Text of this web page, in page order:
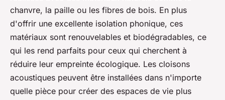
chanvre, la paille ou les fibres de bois. En plus
d'offrir une excellente isolation phonique, ces
matériaux sont renouvelables et biodégradables, ce
qui les rend parfaits pour ceux qui cherchent à
réduire leur empreinte écologique. Les cloisons
acoustiques peuvent être installées dans n'importe
quelle pièce pour créer des espaces de vie plus